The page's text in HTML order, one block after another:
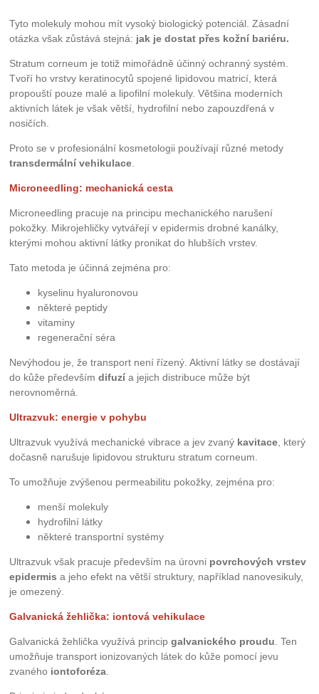
Tyto molekuly mohou mít vysoký biologický potenciál. Zásadní
otázka však zůstává stejná: jak je dostat přes kožní bariéru.
Stratum corneum je totiž mimořádně účinný ochranný systém.
Tvoří ho vrstvy keratinocytů spojené lipidovou matricí, která
propouští pouze malé a lipofilní molekuly. Většina moderních
aktivních látek je však větší, hydrofilní nebo zapouzdřená v
nosičích.
Proto se v profesionální kosmetologii používají různé metody
transdermální vehikulace
Microneedling: mechanická cesta
Microneedling pracuje na principu mechanického narušení
pokožky. Mikrojehličky vytvářejí v epidermis drobné kanálky,
kterými mohou aktivní látky pronikat do hlubších vrstev.
Tato metoda je účinná zejména pro:
kyselinu hyaluronovou
některé peptidy
vitaminy
regenerační séra
Nevýhodou je, že transport není řízený. Aktivní látky se dostávají
do kůže předevšímdifuzí a jejich distribuce může být
nerovnoměrná.
Ultrazvuk: energie v pohybu
Ultrazvuk využívá mechanické vibrace a jev zvaný kavitace , který
dočasně narušuje lipidovou strukturu stratum corneum.
To umožňuje zvýšenou permeabilitu pokožky, zejména pro:
menší molekuly
hydrofilní látky
některé transportní systémy
Ultrazvuk však pracuje především na úrovni povrchových vrstev
epidermis a jeho efekt na větší struktury, například nanovesikuly,
je omezený.
Galvanická žehlička: iontová vehikulace
Galvanická žehlička využívá principgalvanického proudu . Ten
umožňuje transport ionizovaných látek do kůže pomocí jevu
zvaného iontoforéza